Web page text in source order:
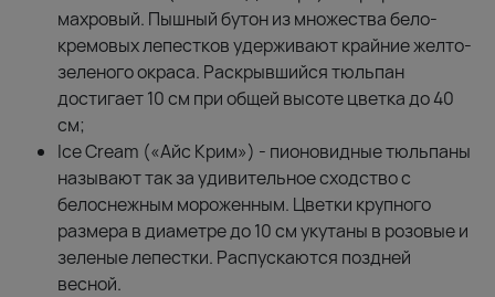
махровый. Пышный бутон из множества бело-
кремовых лепестков удерживают крайние желто-
зеленого окраса. Раскрывшийся тюльпан
достигает 10 см при общей высоте цветка до 40
см;
Ice Cream («Айс Крим») - пионовидные тюльпаны
называют так за удивительное сходство с
белоснежным мороженным. Цветки крупного
размера в диаметре до 10 см укутаны в розовые и
зеленые лепестки. Распускаются поздней
весной.